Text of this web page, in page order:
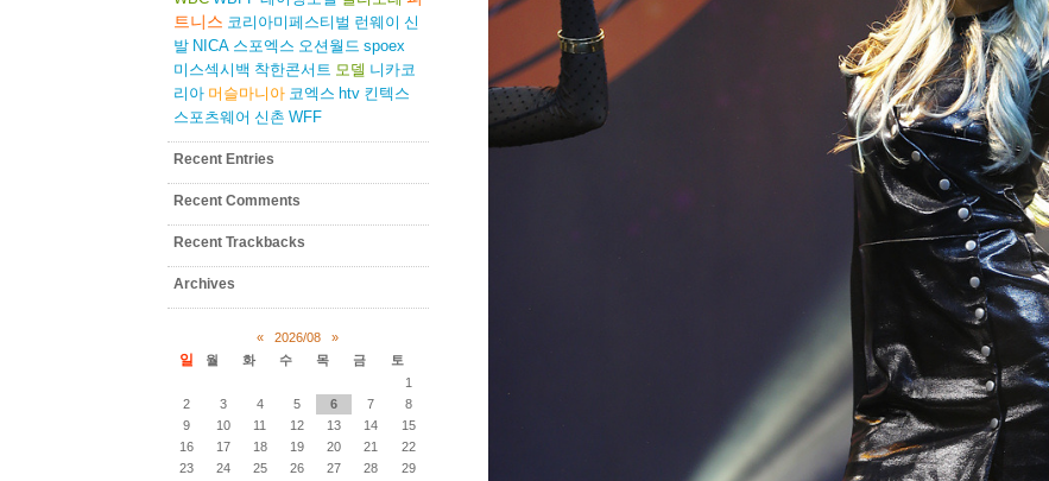
트니스 코리아미페스티벌 런웨이 신
발 NICA 스포엑스 오션월드 spoex
미스섹시백 착한콘서트 모델 니카코
리아 머슬마니아 코엑스 htv 킨텍스
스포츠웨어 신촌 WFF
Recent Entries
Recent Comments
Recent Trackbacks
Archives
« 2026/08 »
일 월 화 수 목 금
토
1
2
3 4 5 6 7
8
9
10 11 12 13 14
15
16
17 18 19 20 21
22
23
24 25 26 27 28
29